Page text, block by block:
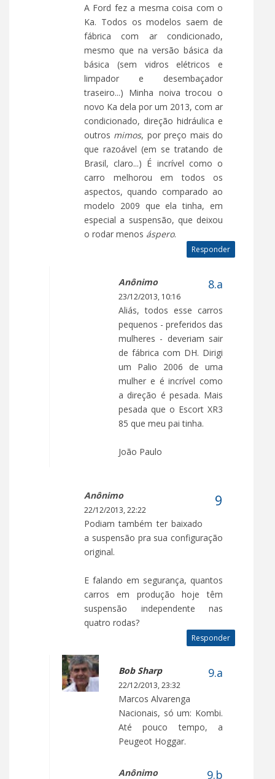
A Ford fez a mesma coisa com o
Ka. Todos os modelos saem de
fábrica com ar condicionado,
mesmo que na versão básica da
básica (sem vidros elétricos e
limpador e desembaçador
traseiro...) Minha noiva trocou o
novo Ka dela por um 2013, com ar
condicionado, direção hidráulica e
outros mimos, por preço mais do
que razoável (em se tratando de
Brasil, claro...) É incrível como o
carro melhorou em todos os
aspectos, quando comparado ao
modelo 2009 que ela tinha, em
especial a suspensão, que deixou
o rodar menos áspero.
Responder
Anônimo
23/12/2013, 10:16
Aliás, todos esse carros
pequenos - preferidos das
mulheres - deveriam sair
de fábrica com DH. Dirigi
um Palio 2006 de uma
mulher e é incrível como
a direção é pesada. Mais
pesada que o Escort XR3
85 que meu pai tinha.
João Paulo
Anônimo
22/12/2013, 22:22
Podiam também ter baixado
a suspensão pra sua configuração
original.
E falando em segurança, quantos
carros em produção hoje têm
suspensão independente nas
quatro rodas?
Responder
Bob Sharp
22/12/2013, 23:32
Marcos Alvarenga
Nacionais, só um: Kombi.
Até pouco tempo, a
Peugeot Hoggar.
Anônimo